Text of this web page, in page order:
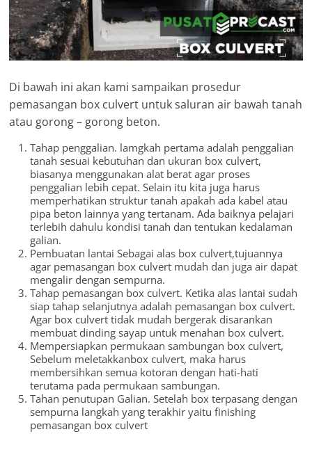
Di bawah ini akan kami sampaikan prosedur
pemasangan box culvert untuk saluran air bawah tanah
atau gorong – gorong beton.
Tahap penggalian. lamgkah pertama adalah penggalian
tanah sesuai kebutuhan dan ukuran box culvert,
biasanya menggunakan alat berat agar proses
penggalian lebih cepat. Selain itu kita juga harus
memperhatikan struktur tanah apakah ada kabel atau
pipa beton lainnya yang tertanam. Ada baiknya pelajari
terlebih dahulu kondisi tanah dan tentukan kedalaman
galian.
Pembuatan lantai Sebagai alas box culvert,tujuannya
agar pemasangan box culvert mudah dan juga air dapat
mengalir dengan sempurna.
Tahap pemasangan box culvert. Ketika alas lantai sudah
siap tahap selanjutnya adalah pemasangan box culvert.
Agar box culvert tidak mudah bergerak disarankan
membuat dinding sayap untuk menahan box culvert.
Mempersiapkan permukaan sambungan box culvert,
Sebelum meletakkanbox culvert, maka harus
membersihkan semua kotoran dengan hati-hati
terutama pada permukaan sambungan.
Tahan penutupan Galian. Setelah box terpasang dengan
sempurna langkah yang terakhir yaitu finishing
pemasangan box culvert